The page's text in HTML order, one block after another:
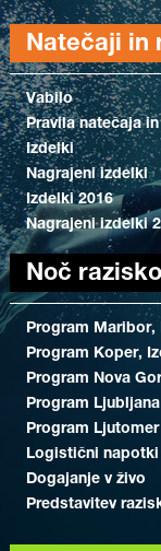
Natečaji in
Vabilo
Pravila natečaja
Izdelki
Nagrajeni izdelki
Izdelki 2016
Nagrajeni izdelki
Noč
Program Maribor,
Program Koper,
Program Nova
Program
Program Ljutomer
Logistični napotki
Dogajanje v živo
Predstavitev